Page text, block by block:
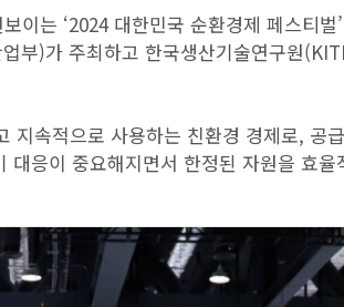
이는 ‘2024 대한민국 순환경제 페스티벌
부)가 주최하고 한국생산기술연구원
속적으로 사용하는 친환경 경제로, 공
응이 중요해지면서 한정된 자원을 효